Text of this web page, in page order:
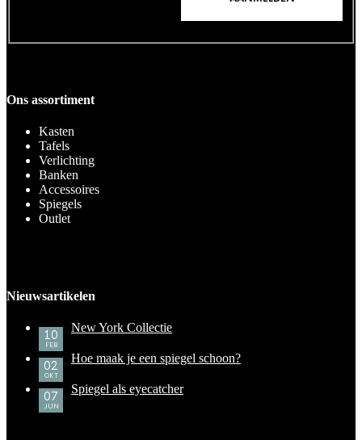
Ons assortiment
Kasten
Tafels
Verlichting
Banken
Accessoires
Spiegels
Outlet
Nieuwsartikelen
10
FEB
New York Collectie
02
OKT
Hoe maak je een spiegel schoon?
07
JUN
Spiegel als eyecatcher